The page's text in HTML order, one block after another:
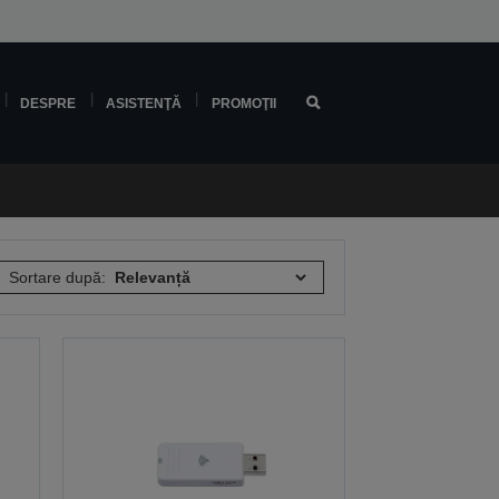
DESPRE ASISTENŢĂ PROMOŢII
Sortare după: